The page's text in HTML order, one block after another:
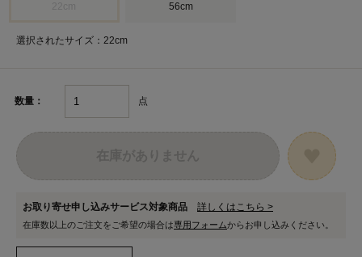
56cm
選択されたサイズ：22cm
数量： 点
お取り寄せ申し込みサービス対象商品 詳しくはこちら >
在庫数以上のご注文をご希望の場合は専用フォームからお申し込みください。